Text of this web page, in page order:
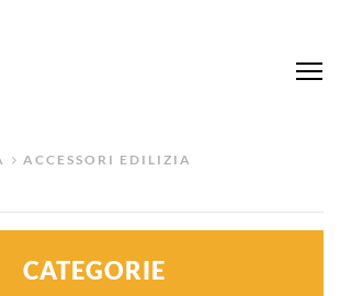
ACCESSORI EDILIZIA
CATEGORIE